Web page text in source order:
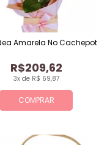
COMPRAR
3x de R$ 69,87
R$209,62
Amarela No Cachepot